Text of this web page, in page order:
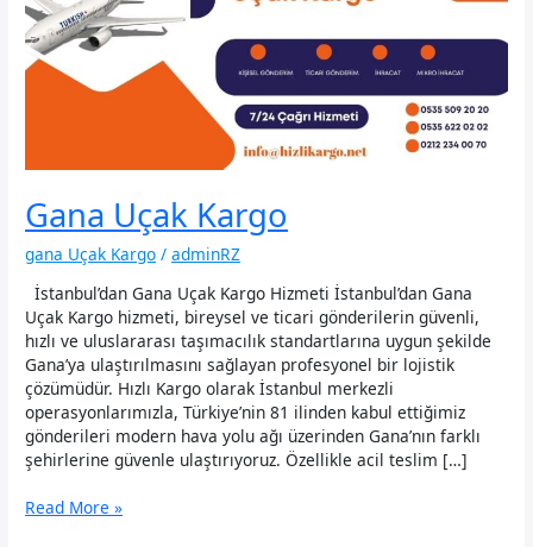
Gana Uçak Kargo
gana Uçak Kargo /adminRZ
İstanbul’dan Gana Uçak Kargo Hizmeti İstanbul’dan Gana
Uçak Kargo hizmeti, bireysel ve ticari gönderilerin güvenli,
hızlı ve uluslararası taşımacılık standartlarına uygun şekilde
Gana’ya ulaştırılmasını sağlayan profesyonel bir lojistik
çözümüdür. Hızlı Kargo olarak İstanbul merkezli
operasyonlarımızla, Türkiye’nin 81 ilinden kabul ettiğimiz
gönderileri modern hava yolu ağı üzerinden Gana’nın farklı
şehirlerine güvenle ulaştırıyoruz. Özellikle acil teslim […]
Gana
Read More »